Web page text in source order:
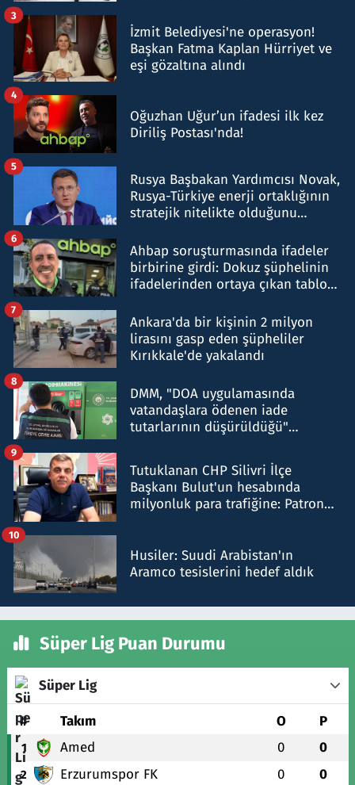
İzmit Belediyesi'ne operasyon!
Başkan Fatma Kaplan Hürriyet ve
eşi gözaltına alındı
3
Oğuzhan Uğur’un ifadesi ilk kez
Diriliş Postası'nda!
4
Rusya Başbakan Yardımcısı Novak,
Rusya-Türkiye enerji ortaklığının
stratejik nitelikte olduğunu
5
Ahbap soruşturmasında ifadeler
birbirine girdi: Dokuz şüphelinin
ifadelerinden ortaya çıkan tablo
6
Ankara'da bir kişinin 2 milyon
lirasını gasp eden şüpheliler
Kırıkkale'de yakalandı
7
DMM, "DOA uygulamasında
vatandaşlara ödenen iade
tutarlarının düşürüldüğü"
8
Tutuklanan CHP Silivri İlçe
Başkanı Bulut'un hesabında
milyonluk para trafiğine: Patron
9
Husiler: Suudi Arabistan'ın
Aramco tesislerini hedef aldık
10
Süper Lig Puan Durumu
Süper Lig
# Takım O P
1 Amed 0 0
2 Erzurumspor FK 0 0